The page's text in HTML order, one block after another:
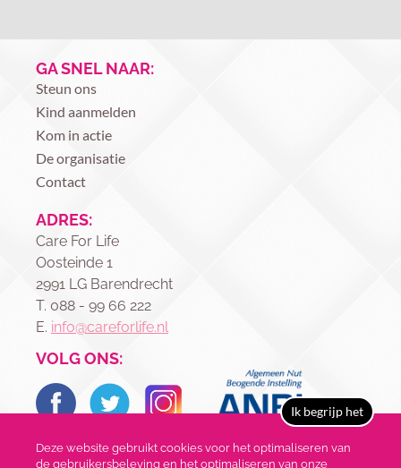
Ik begrijp het
Deze website gebruikt cookies voor het optimaliseren van
de gebruikersbeleving en het optimaliseren van onze
GA SNEL NAAR:
Steun ons
Kind aanmelden
Kom in actie
De organisatie
Contact
ADRES:
Care For Life
Oosteinde 1
2991 LG Barendrecht
T. 088 - 99 66 222
E. info@careforlife.nl
VOLG ONS: